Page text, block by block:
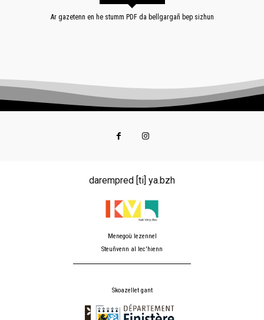
Ar gazetenn en he stumm PDF da bellgargañ bep sizhun
darempred [ti] ya.bzh
Menegoù lezennel
Steuñvenn al lec'hienn
Skoazellet gant